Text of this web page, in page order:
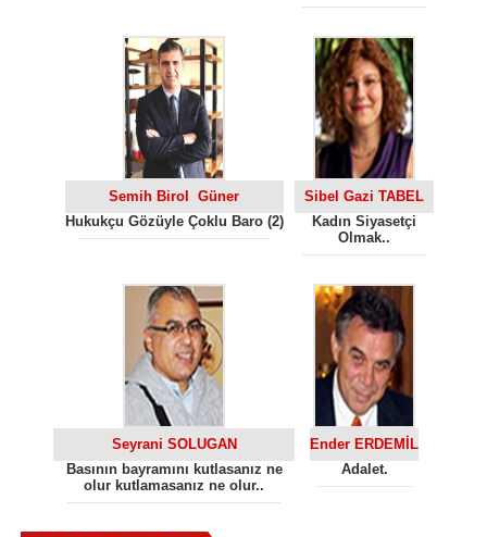
Semih Birol Güner
Hukukçu Gözüyle Çoklu Baro (2)
Sibel Gazi TABEL
Kadın Siyasetçi
Olmak..
Seyrani SOLUGAN
Basının bayramını kutlasanız ne
olur kutlamasanız ne olur..
Ender ERDEMİL
Adalet.